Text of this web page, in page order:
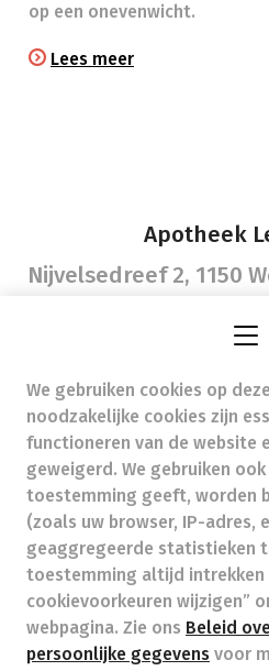
op een onevenwicht.
Lees meer
Apotheek
Nijvelsedreef 2, 1150
info@pharma-lefebure.be -
(BTW nr.)
Beroepstitel: Apotheker
Beroepsvereniging:
Bond
Valt onder toezicht van de
02/537.42.67, Henri
Deontologie:
Code van de
Tarieven
We gebruiken cookies op
noodzakelijke cookies zijn
functioneren van de website
geweigerd. We gebruiken
toestemming geeft, worden
(zoals uw browser, IP-adres,
geaggregeerde statistieken
toestemming altijd intrekken
cookievoorkeuren wijzigen”
webpagina. Zie ons Beleid
persoonlijke gegevens voor